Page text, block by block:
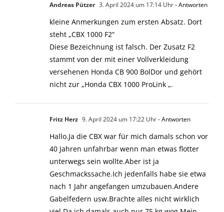
Andreas Pützer 3. April 2024 um 17:14 Uhr- Antworten
kleine Anmerkungen zum ersten Absatz. Dort
steht „CBX 1000 F2“
Diese Bezeichnung ist falsch. Der Zusatz F2
stammt von der mit einer Vollverkleidung
versehenen Honda CB 900 BolDor und gehört
nicht zur „Honda CBX 1000 ProLink „.
Fritz Herz 9. April 2024 um 17:22 Uhr- Antworten
Hallo.Ja die CBX war für mich damals schon vor
40 Jahren unfahrbar wenn man etwas flotter
unterwegs sein wollte.Aber ist ja
Geschmackssache.Ich jedenfalls habe sie etwa
nach 1 Jahr angefangen umzubauen.Andere
Gabelfedern usw.Brachte alles nicht wirklich